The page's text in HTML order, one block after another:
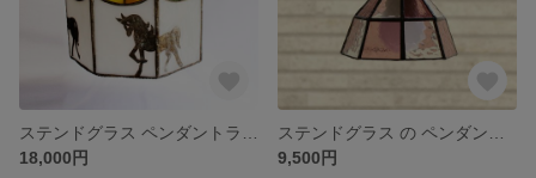
18,000円
9,500円